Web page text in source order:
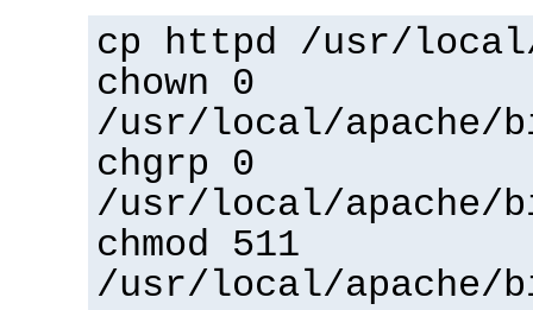
cp httpd /usr/
chown 0
/usr/local/apache/
chgrp 0
/usr/local/apache/
chmod 511
/usr/local/apache/